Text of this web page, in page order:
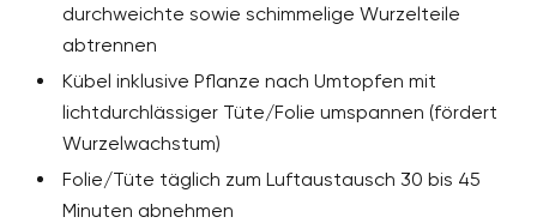
durchweichte sowie schimmelige Wurzelteile
abtrennen
Kübel inklusive Pflanze nach Umtopfen mit
lichtdurchlässiger Tüte/Folie umspannen (fördert
Wurzelwachstum)
Folie/Tüte täglich zum Luftaustausch 30 bis 45
Minuten abnehmen